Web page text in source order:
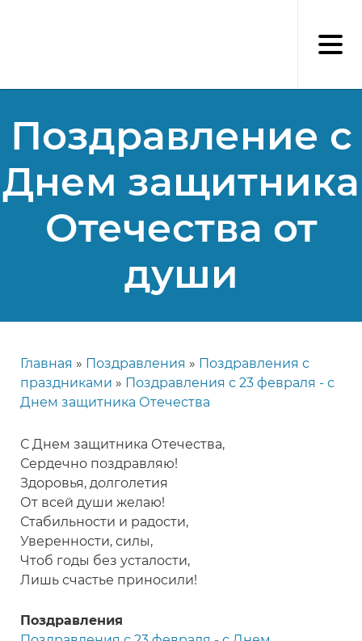
Поздравление с
Днем защитника
Отечества от
души
Строка
навигации
Главная Поздравления
Поздравления с
праздниками
Поздравления с 23 февраля - с
Днем защитника Отечества
С Днем защитника Отечества,
Сердечно поздравляю!
Здоровья, долголетия
От всей души желаю!
Стабильности и радости,
Уверенности, силы,
Чтоб годы без усталости,
Лишь счастье приносили!
Поздравления